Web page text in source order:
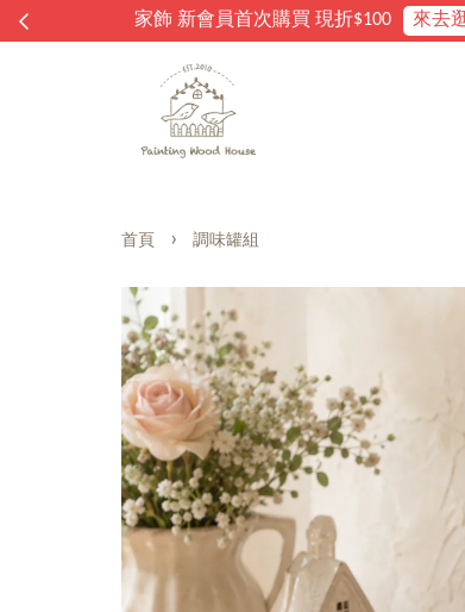
首頁 › 調味罐組